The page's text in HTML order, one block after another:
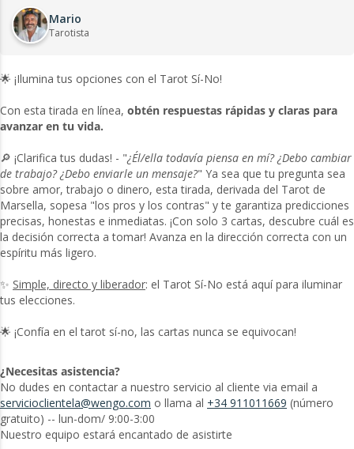
Mario
Tarotista
🌟 ¡Ilumina tus opciones con el Tarot Sí-No!
Con esta tirada en línea, obtén respuestas rápidas y claras para
avanzar en tu vida.
🔎 ¡Clarifica tus dudas! - "¿Él/ella todavía piensa en mí? ¿Debo cambiar
de trabajo? ¿Debo enviarle un mensaje?" Ya sea que tu pregunta sea
sobre amor, trabajo o dinero, esta tirada, derivada del Tarot de
Marsella, sopesa "los pros y los contras" y te garantiza predicciones
precisas, honestas e inmediatas. ¡Con solo 3 cartas, descubre cuál es
la decisión correcta a tomar! Avanza en la dirección correcta con un
espíritu más ligero.
✨ Simple, directo y liberador: el Tarot Sí-No está aquí para iluminar
tus elecciones.
🌟 ¡Confía en el tarot sí-no, las cartas nunca se equivocan!
¿Necesitas asistencia?
No dudes en contactar a nuestro servicio al cliente via email a
servicioclientela@wengo.com o llama al +34 911011669
gratuito) -- lun-dom/ 9:00-3:00
Nuestro equipo estará encantado de asistirte